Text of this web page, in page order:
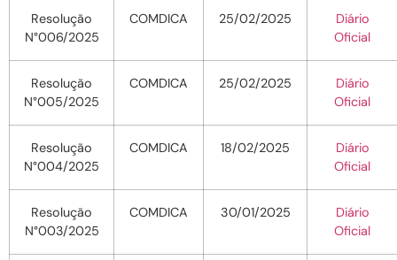
Resolução
N°006/2025
COMDICA 25/02/2025
Diário
Oficial
Resolução
N°005/2025
COMDICA 25/02/2025
Diário
Oficial
Resolução
N°004/2025
COMDICA 18/02/2025
Diário
Oficial
Resolução
N°003/2025
COMDICA 30/01/2025
Diário
Oficial